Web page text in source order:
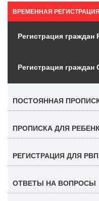
ВРЕМЕННАЯ РЕГИСТРАЦИЯ
Регистрация граждан
Регистрация граждан
ПОСТОЯННАЯ
ПРОПИСКА ДЛЯ
РЕГИСТРАЦИЯ ДЛЯ РВП
ОТВЕТЫ НА ВОПРОСЫ